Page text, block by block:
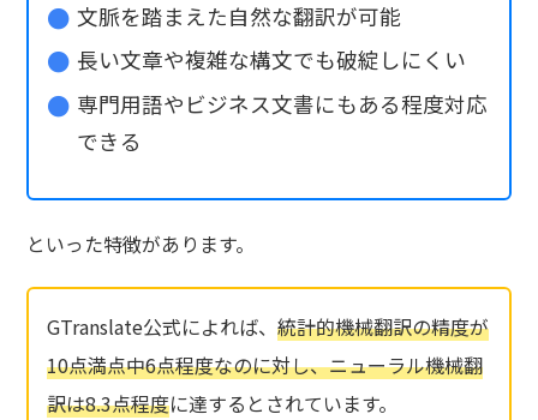
文脈を踏まえた自然な翻訳が可能
長い文章や複雑な構文でも破綻しにくい
専門用語やビジネス文書にもある程度対応
できる
といった特徴があります。
GTranslate公式によれば、統計的機械翻訳の精度が
10点満点中6点程度なのに対し、ニューラル機械翻
訳は8.3点程度に達するとされています。